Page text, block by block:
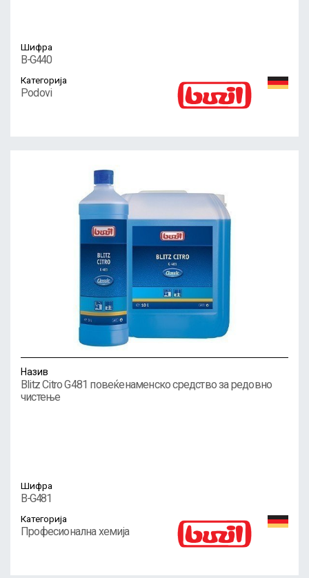
Шифра
B-G440
Категорија
Podovi
Назив
Blitz Citro G481 повеќенаменско средство за редовно
чистење
Шифра
B-G481
Категорија
Професионална хемија